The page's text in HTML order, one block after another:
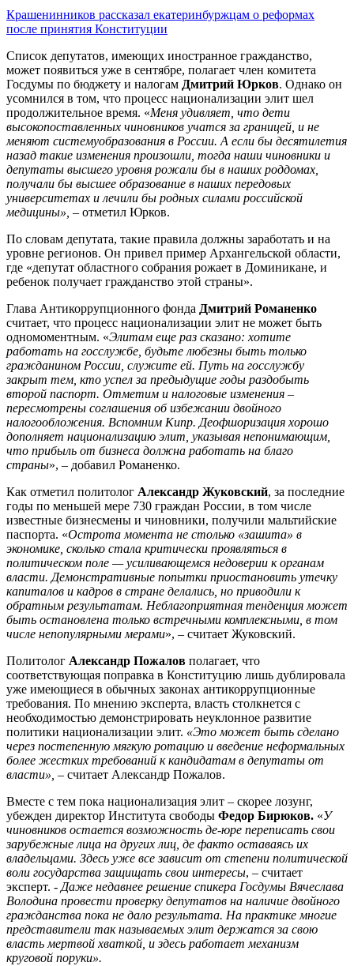
Крашенинников рассказал екатеринбуржцам о реформах
после принятия Конституции
Список депутатов, имеющих иностранное гражданство,
может появиться уже в сентябре, полагает член комитета
Госдумы по бюджету и налогам Дмитрий Юрков. Однако он
усомнился в том, что процесс национализации элит шел
продолжительное время. «Меня удивляет, что дети
высокопоставленных чиновников учатся за границей, и не
меняют системуобразования в России. А если бы десятилетия
назад такие изменения произошли, тогда наши чиновники и
депутаты высшего уровня рожали бы в наших роддомах,
получали бы высшее образование в наших передовых
университетах и лечили бы родных силами российской
медицины», – отметил Юрков.
По словам депутата, такие правила должны заработать и на
уровне регионов. Он привел пример Архангельской области,
где «депутат областного собрания рожает в Доминикане, и
ребенок получает гражданство этой страны».
Глава Антикоррупционного фонда Дмитрий Романенко
считает, что процесс национализации элит не может быть
одномоментным. «Элитам еще раз сказано: хотите
работать на госслужбе, будьте любезны быть только
гражданином России, служите ей. Путь на госслужбу
закрыт тем, кто успел за предыдущие годы раздобыть
второй паспорт. Отметим и налоговые изменения –
пересмотрены соглашения об избежании двойного
налогообложения. Вспомним Кипр. Деофшоризация хорошо
дополняет национализацию элит, указывая непонимающим,
что прибыль от бизнеса должна работать на благо
страны», – добавил Романенко.
Как отметил политолог Александр Жуковский, за последние
годы по меньшей мере 730 граждан России, в том числе
известные бизнесмены и чиновники, получили мальтийские
паспорта. «Острота момента не столько «зашита» в
экономике, сколько стала критически проявляться в
политическом поле — усиливающемся недоверии к органам
власти. Демонстративные попытки приостановить утечку
капиталов и кадров в стране делались, но приводили к
обратным результатам. Неблагоприятная тенденция может
быть остановлена только встречными комплексными, в том
числе непопулярными мерами», – считает Жуковский.
Политолог Александр Пожалов полагает, что
соответствующая поправка в Конституцию лишь дублировала
уже имеющиеся в обычных законах антикоррупционные
требования. По мнению эксперта, власть столкнется с
необходимостью демонстрировать неуклонное развитие
политики национализации элит. «Это может быть сделано
через постепенную мягкую ротацию и введение неформальных
более жестких требований к кандидатам в депутаты от
власти», – считает Александр Пожалов.
Вместе с тем пока национализация элит – скорее лозунг,
убежден директор Института свободы Федор Бирюков. «У
чиновников остается возможность де-юре переписать свои
зарубежные лица на других лиц, де факто оставаясь их
владельцами. Здесь уже все зависит от степени политической
воли государства защищать свои интересы, – считает
эксперт. - Даже недавнее решение спикера Госдумы Вячеслава
Володина провести проверку депутатов на наличие двойного
гражданства пока не дало результата. На практике многие
представители так называемых элит держатся за свою
власть мертвой хваткой, и здесь работает механизм
круговой поруки».